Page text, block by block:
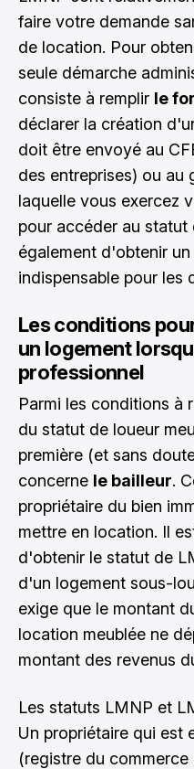
faire votre demande
de location. Pour
seule démarche
consiste à remplir le
déclarer la création
doit être envoyé au
des entreprises) ou au
laquelle vous exercez
pour accéder au
également d'obtenir
indispensable pour les
Les conditions
un logement
professionnel
Parmi les conditions à
du statut de loueur
première (et sans
concerne le bailleur.
propriétaire du bien
mettre en location. Il
d'obtenir le statut de
d'un logement sous-
exige que le montant
location meublée ne
montant des revenus
Les statuts LMNP et
Un propriétaire qui est
(registre du